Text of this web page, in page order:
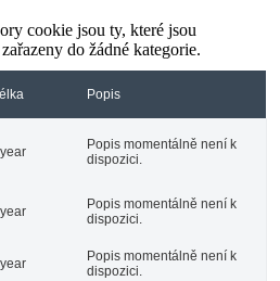
cookie jsou ty, které jsou
do žádné kategorie.
Popis
Popis momentálně není k
dispozici.
Popis momentálně není k
dispozici.
Popis momentálně není k
dispozici.